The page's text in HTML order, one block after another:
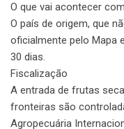
O que vai acontecer
O país de origem, que
oficialmente pelo Mapa
30 dias.
Fiscalização
A entrada de frutas
fronteiras são
Agropecuária